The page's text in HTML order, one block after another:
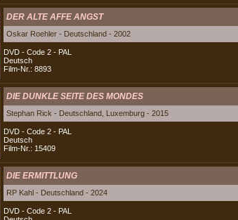
DER ALTE AFFE ANGST
Oskar Roehler - Deutschland - 2002
DVD - Code 2 - PAL
Deutsch
Film-Nr.: 8893
DIE DUNKLE SEITE DES MONDES
Stephan Rick - Deutschland, Luxemburg - 2015
DVD - Code 2 - PAL
Deutsch
Film-Nr.: 15409
DIE ERMITTLUNG
RP Kahl - Deutschland - 2024
DVD - Code 2 - PAL